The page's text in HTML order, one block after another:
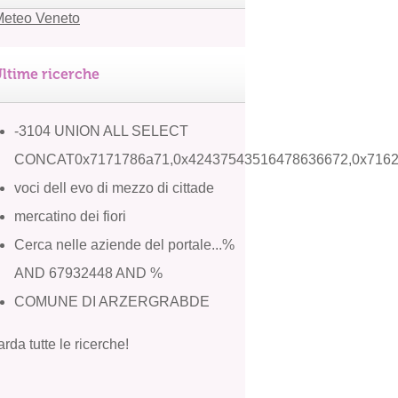
ricerche
-3104 UNION ALL SELECT
voci dell evo di mezzo di cittade
mercatino dei fiori
Cerca nelle aziende del portale...%
AND 67932448 AND %
COMUNE DI ARZERGRABDE
tutte le ricerche!